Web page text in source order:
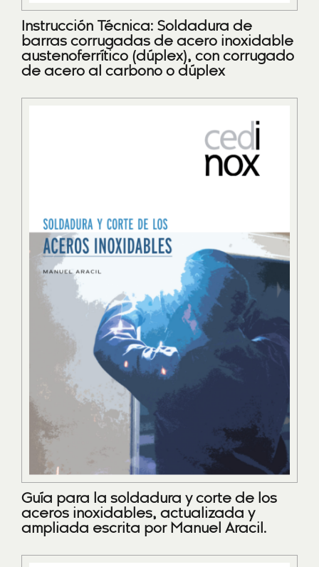
Instrucción Técnica: Soldadura de
barras corrugadas de acero inoxidable
austenoferrítico (dúplex), con corrugado
de acero al carbono o dúplex
Guía para la soldadura y corte de los
aceros inoxidables, actualizada y
ampliada escrita por Manuel Aracil.